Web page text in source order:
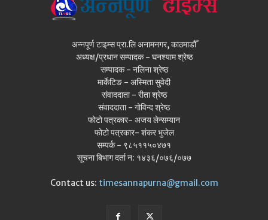
अन्नपूर्ण टाइम्स प्रा.लि अनामनगर, काठमाडौँ
अध्यक्ष/प्रधान सम्पादक - घनश्याम श्रेष्ठ
सम्पादक - नलिना श्रेष्ठ
मार्केटिङ - अस्मिता सुवेदी
संवाददाता - रीता श्रेष्ठ
संवाददाता - गोविन्द श्रेष्ठ
फोटो पत्रकार- अजय लेन्सम्यान
फोटो पत्रकार- शंकर भुजेल
सम्पर्क - ९८५११५०४७१
सूचना बिभाग दर्ता न: १४३६/०७६/०७७
Contact us: timesannapurna@gmail.com